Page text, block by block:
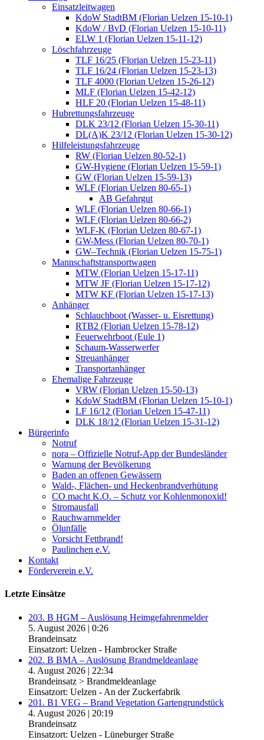
Einsatzleitwagen
KdoW StadtBM (Florian Uelzen 15-10-1)
KdoW / BvD (Florian Uelzen 15-10-11)
ELW 1 (Florian Uelzen 15-11-12)
Löschfahrzeuge
TLF 16/25 (Florian Uelzen 15-23-11)
TLF 16/24 (Florian Uelzen 15-23-13)
TLF 4000 (Florian Uelzen 15-26-12)
MLF (Florian Uelzen 15-42-12)
HLF 20 (Florian Uelzen 15-48-11)
Hubrettungsfahrzeuge
DLK 23/12 (Florian Uelzen 15-30-11)
DL(A)K 23/12 (Florian Uelzen 15-30-12)
Hilfeleistungsfahrzeuge
RW (Florian Uelzen 80-52-1)
GW-Hygiene (Florian Uelzen 15-59-1)
GW (Florian Uelzen 15-59-13)
WLF (Florian Uelzen 80-65-1)
AB Gefahrgut
WLF (Florian Uelzen 80-66-1)
WLF (Florian Uelzen 80-66-2)
WLF-K (Florian Uelzen 80-67-1)
GW-Mess (Florian Uelzen 80-70-1)
GW–Technik (Florian Uelzen 15-75-1)
Mannschaftstransportwagen
MTW (Florian Uelzen 15-17-11)
MTW JF (Florian Uelzen 15-17-12)
MTW KF (Florian Uelzen 15-17-13)
Anhänger
Schlauchboot (Wasser- u. Eisrettung)
RTB2 (Florian Uelzen 15-78-12)
Feuerwehrboot (Eule 1)
Schaum-Wasserwerfer
Streuanhänger
Transportanhänger
Ehemalige Fahrzeuge
VRW (Florian Uelzen 15-50-13)
KdoW StadtBM (Florian Uelzen 15-10-1)
LF 16/12 (Florian Uelzen 15-47-11)
DLK 18/12 (Florian Uelzen 15-31-12)
Bürgerinfo
Notruf
nora – Offizielle Notruf-App der Bundesländer
Warnung der Bevölkerung
Baden an offenen Gewässern
Wald-, Flächen- und Heckenbrandverhütung
CO macht K.O. – Schutz vor Kohlenmonoxid!
Stromausfall
Rauchwarnmelder
Ölunfälle
Vorsicht Fettbrand!
Paulinchen e.V.
Kontakt
Förderverein e.V.
Letzte Einsätze
203. B HGM – Auslösung Heimgefahrenmelder
5. August 2026 | 0:26
Brandeinsatz
Einsatzort: Uelzen - Hambrocker Straße
202. B BMA – Auslösung Brandmeldeanlage
4. August 2026 | 22:34
Brandeinsatz > Brandmeldeanlage
Einsatzort: Uelzen - An der Zuckerfabrik
201. B1 VEG – Brand Vegetation Gartengrundstück
4. August 2026 | 20:19
Brandeinsatz
Einsatzort: Uelzen - Lüneburger Straße